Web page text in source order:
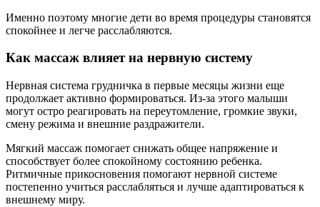
Именно поэтому многие дети во время процедуры становятся
спокойнее и легче расслабляются.
Как массаж влияет на нервную систему
Нервная система грудничка в первые месяцы жизни еще
продолжает активно формироваться. Из-за этого малыши
могут остро реагировать на переутомление, громкие звуки,
смену режима и внешние раздражители.
Мягкий массаж помогает снижать общее напряжение и
способствует более спокойному состоянию ребенка.
Ритмичные прикосновения помогают нервной системе
постепенно учиться расслабляться и лучше адаптироваться к
внешнему миру.